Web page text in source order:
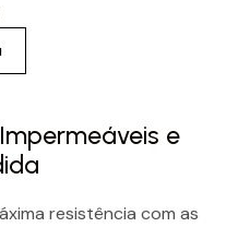
e
resistência com as